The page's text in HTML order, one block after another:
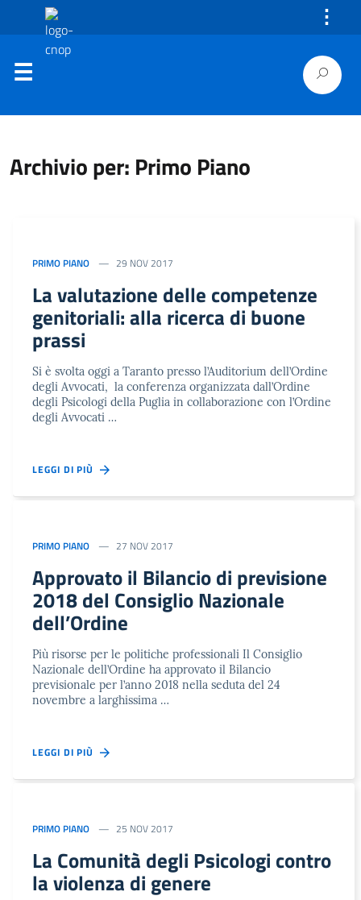
⋮
Archivio per: Primo Piano
PRIMO PIANO 29 NOV 2017
La valutazione delle competenze
genitoriali: alla ricerca di buone
prassi
Si è svolta oggi a Taranto presso l’Auditorium dell’Ordine
degli Avvocati, la conferenza organizzata dall’Ordine
degli Psicologi della Puglia in collaborazione con l’Ordine
degli Avvocati …
LEGGI DI PIÙ
PRIMO PIANO 27 NOV 2017
Approvato il Bilancio di previsione
2018 del Consiglio Nazionale
dell’Ordine
Più risorse per le politiche professionali Il Consiglio
Nazionale dell’Ordine ha approvato il Bilancio
previsionale per l’anno 2018 nella seduta del 24
novembre a larghissima …
LEGGI DI PIÙ
PRIMO PIANO 25 NOV 2017
La Comunità degli Psicologi contro
la violenza di genere